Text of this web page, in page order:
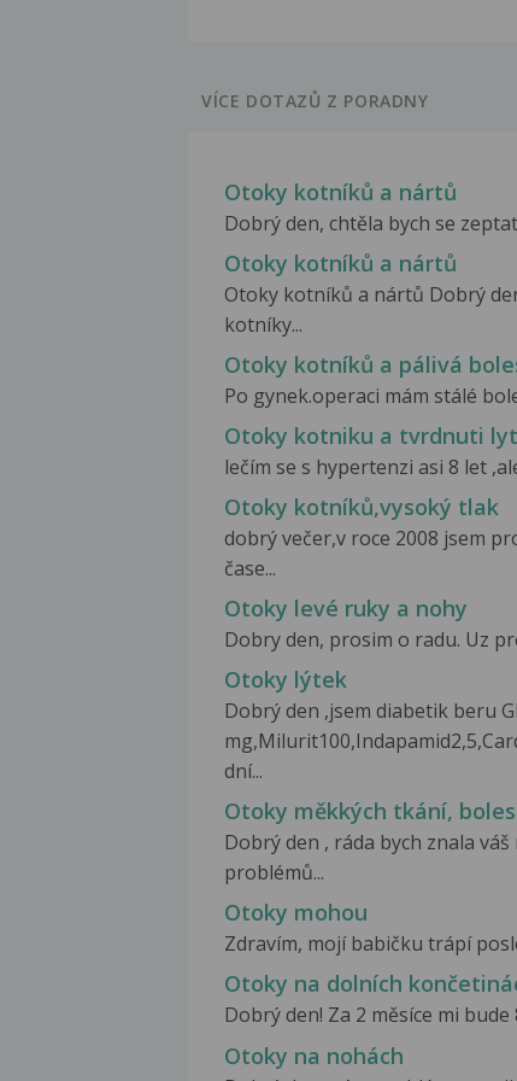
VÍCE DOTAZŮ Z PORADNY
Otoky kotníků a nártů
Dobrý den, chtěla bych se
Otoky kotníků a nártů
Otoky kotníků a nártů Dobrý
kotníky...
Otoky kotníků a pálivá
Po gynek.operaci mám stálé
Otoky kotniku a tvrdnuti
lečím se s hypertenzi asi 8 let
Otoky kotníků,vysoký tlak
dobrý večer,v roce 2008 jsem
čase...
Otoky levé ruky a nohy
Dobry den, prosim o radu. Uz
Otoky lýtek
Dobrý den ,jsem diabetik beru
dní...
Otoky měkkých tkání,
Dobrý den , ráda bych znala
problémů...
Otoky mohou
Zdravím, mojí babičku trápí
Otoky na dolních
Dobrý den! Za 2 měsíce mi
Otoky na nohách